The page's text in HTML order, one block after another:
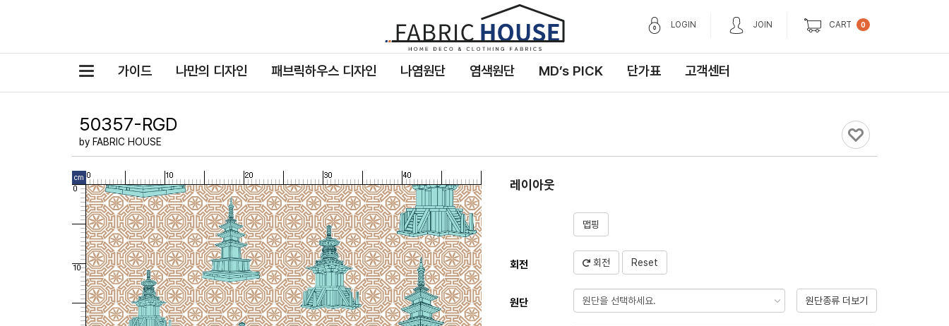
릭
하
스
LOGIN JOIN CART 0
카
테
고
리
가이드 나만의 디자인 패브릭하우스 디자인 나염원단 염색원단 MD’s PICK 단가표 고객센터
50357-RGD
by FABRIC HOUSE
레이아웃
맵핑
회전 회전 Reset
원단 원단종류 더보기